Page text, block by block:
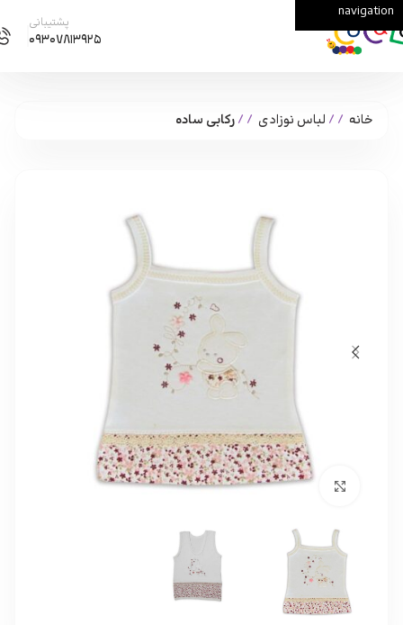
navigation
Skip to main content پشتیبانی
۰۹۳۰۷۸۱۳۹۲۵
خانه / لباس نوزادی / رکابی ساده
برای بزرگنمایی کلیک کنید